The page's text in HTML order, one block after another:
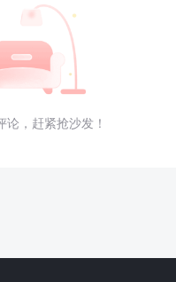
论，赶紧抢沙发！